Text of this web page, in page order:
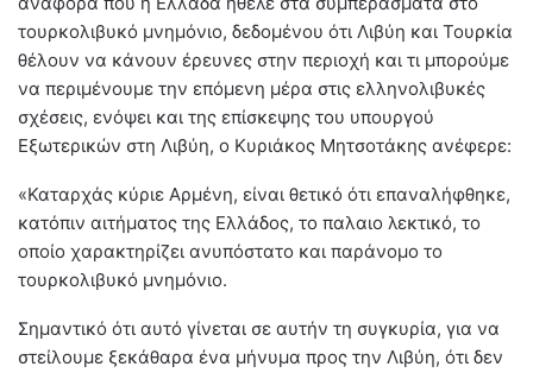
τουρκολιβυκό μνημόνιο, δεδομένου ότι Λιβύη και Τουρκία
θέλουν να κάνουν έρευνες στην περιοχή και τι μπορούμε
να περιμένουμε την επόμενη μέρα στις ελληνολιβυκές
σχέσεις, ενόψει και της επίσκεψης του υπουργού
Εξωτερικών στη Λιβύη, ο Κυριάκος Μητσοτάκης ανέφερε:
«Καταρχάς κύριε Αρμένη, είναι θετικό ότι επαναλήφθηκε,
κατόπιν αιτήματος της Ελλάδος, το παλαιο λεκτικό, το
οποίο χαρακτηρίζει ανυπόστατο και παράνομο το
τουρκολιβυκό μνημόνιο.
Σημαντικό ότι αυτό γίνεται σε αυτήν τη συγκυρία, για να
στείλουμε ξεκάθαρα ένα μήνυμα προς την Λιβύη, ότι δεν